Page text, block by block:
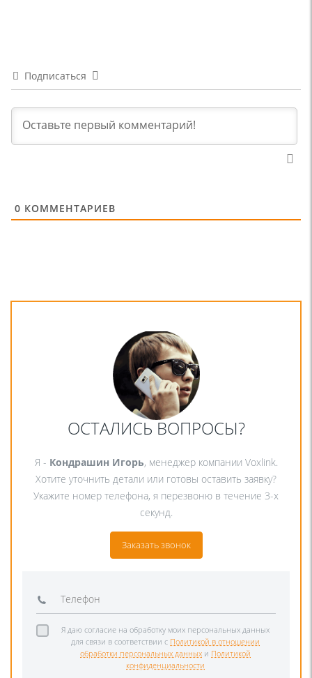
Подписаться
0 КОММЕНТАРИЕВ
ОСТАЛИСЬ ВОПРОСЫ?
Я - Кондрашин Игорь, менеджер компании Voxlink.
Хотите уточнить детали или готовы оставить заявку?
Укажите номер телефона, я перезвоню в течение 3-х
секунд.
Заказать звонок
Я даю согласие на обработку моих персональных данных
для связи в соответствии с Политикой в отношении
обработки персональных данных и Политикой
конфиденциальности